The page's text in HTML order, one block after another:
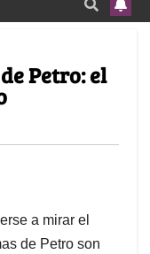
Petro: el
a mirar el
de Petro son